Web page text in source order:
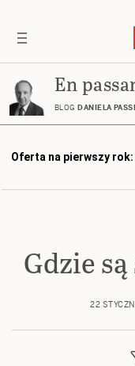
En
BLOG DANIELA
Oferta na pierwszy rok:
Gdzie
22